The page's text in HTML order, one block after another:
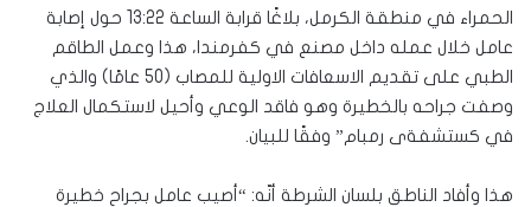
الحمراء في منطقة الكرمل، بلاغًا قرابة الساعة 13:22 حول إصابة
عامل خلال عمله داخل مصنع في كفرمندا، هذا وعمل الطاقم
الطبي على تقديم الاسعافات الاولية للمصاب (50 عامًا) والذي
وصفت جراحه بالخطيرة وهو فاقد الوعي وأحيل لاستكمال العلاج
في كستشفةى رمبام” وفقًا للبيان.
هذا وأفاد الناطق بلسان الشرطة أنّه: “أصيب عامل بجراح خطيرة